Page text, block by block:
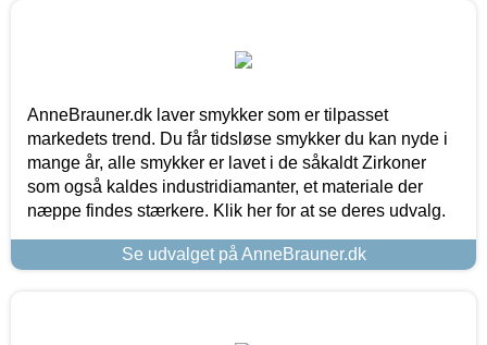
AnneBrauner.dk laver smykker som er tilpasset
markedets trend. Du får tidsløse smykker du kan nyde i
mange år, alle smykker er lavet i de såkaldt Zirkoner
som også kaldes industridiamanter, et materiale der
næppe findes stærkere. Klik her for at se deres udvalg.
Se udvalget på AnneBrauner.dk